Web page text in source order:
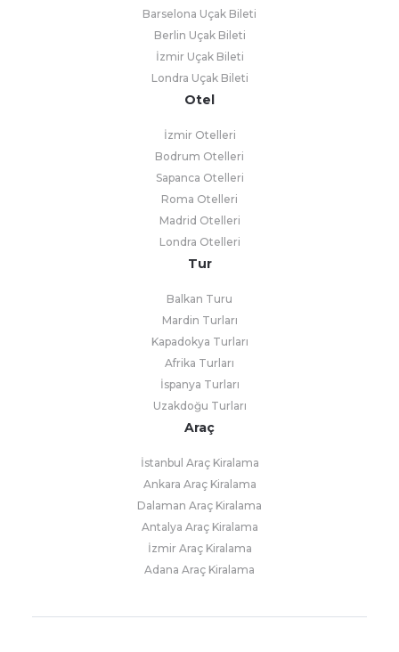
Barselona Uçak Bileti
Berlin Uçak Bileti
İzmir Uçak Bileti
Londra Uçak Bileti
Otel
İzmir Otelleri
Bodrum Otelleri
Sapanca Otelleri
Roma Otelleri
Madrid Otelleri
Londra Otelleri
Tur
Balkan Turu
Mardin Turları
Kapadokya Turları
Afrika Turları
İspanya Turları
Uzakdoğu Turları
Araç
İstanbul Araç Kiralama
Ankara Araç Kiralama
Dalaman Araç Kiralama
Antalya Araç Kiralama
İzmir Araç Kiralama
Adana Araç Kiralama